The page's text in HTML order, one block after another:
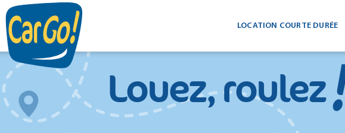
LOCATION COURTE DURÉE
Louez, roulez!